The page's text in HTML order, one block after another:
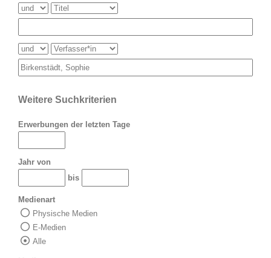
Weitere Suchkriterien
Erwerbungen der letzten Tage
Jahr von
bis
Medienart
Physische Medien
E-Medien
Alle